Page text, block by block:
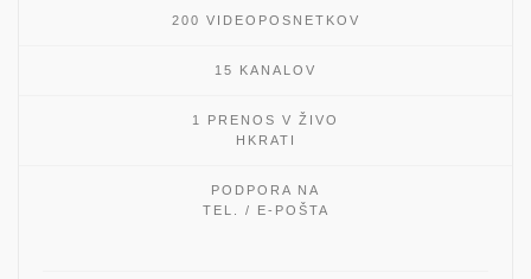
200 VIDEOPOSNETKOV
15 KANALOV
1 PRENOS V ŽIVO
HKRATI
PODPORA NA
TEL. / E-POŠTA